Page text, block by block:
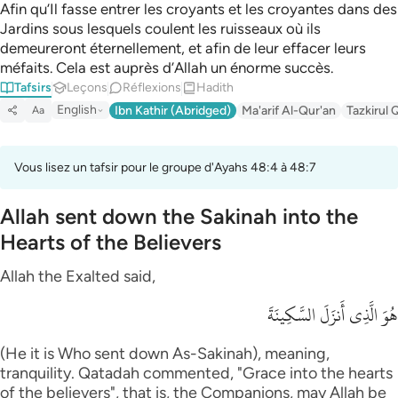
Afin qu’Il fasse entrer les croyants et les croyantes dans des
Jardins sous lesquels coulent les ruisseaux où ils
demeureront éternellement, et afin de leur effacer leurs
méfaits. Cela est auprès d’Allah un énorme succès.
Tafsirs Leçons Réflexions Hadith
Aa English Ibn Kathir (Abridged) Ma'arif Al-Qur'an Tazkirul
Vous lisez un tafsir pour le groupe d'Ayahs 48:4 à 48:7
Allah sent down the Sakinah into the
Hearts of the Believers
Allah the Exalted said,
هُوَ الَّذِى أَنزَلَ السَّكِينَةَ
(He it is Who sent down As-Sakinah), meaning,
tranquility. Qatadah commented, "Grace into the hearts
of the believers", that is, the Companions, may Allah be